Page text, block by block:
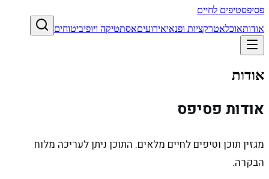
פסיפסטיפים לחיים
אודותאוכלאטרקציות ופנאיאירועיםאסתטיקה ויופיביטוחים
אודות
אודות פסיפס
מגזין תוכן וטיפים לחיים מלאים. התוכן ניתן לעריכה מלוח
הבקרה.